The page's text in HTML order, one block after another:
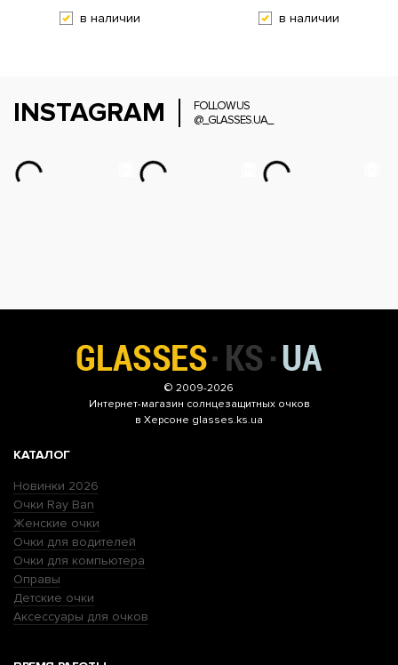
в наличии в наличии
INSTAGRAM
FOLLOW US
@_GLASSES.UA_
© 2009-2026
Интернет-магазин солнцезащитных очков
в Херсоне glasses.ks.ua
КАТАЛОГ
Новинки 2026
Очки Ray Ban
Женские очки
Очки для водителей
Очки для компьютера
Оправы
Детские очки
Аксессуары для очков